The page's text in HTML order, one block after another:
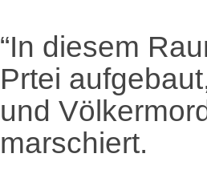
“In diesem
Prtei
und
marschiert.